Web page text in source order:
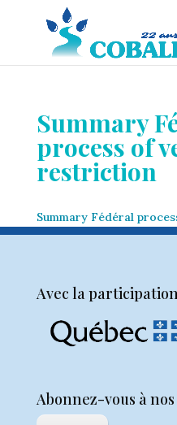
Summary
process of
restriction
Summary Fédéral
Avec la
Abonnez-vous à